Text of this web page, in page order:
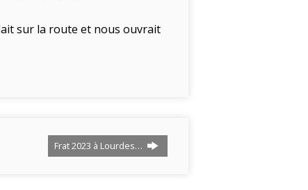
sur la route et nous ouvrait
Frat 2023 à Lourdes…